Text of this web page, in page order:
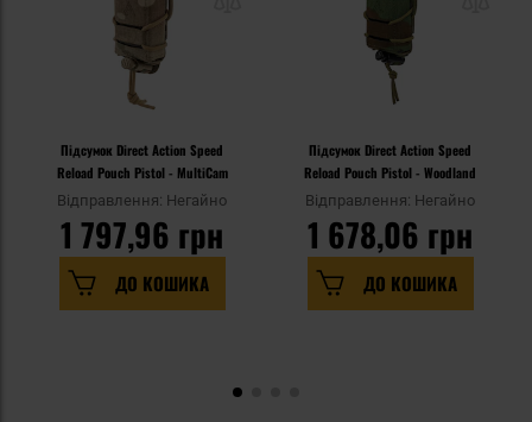
Підсумок Direct Action Speed
Reload Pouch Pistol - MultiCam
Відправлення: Негайно
1 797,96 грн
ДО КОШИКА
Підсумок Direct Action Speed
Reload Pouch Pistol - Woodland
Відправлення: Негайно
1 678,06 грн
ДО КОШИКА